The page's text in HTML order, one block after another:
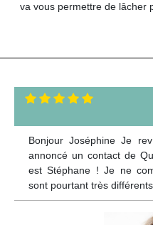
va vous permettre de lâcher
Bonjour Joséphine Je
annoncé un contact de
est Stéphane ! Je ne
sont pourtant très